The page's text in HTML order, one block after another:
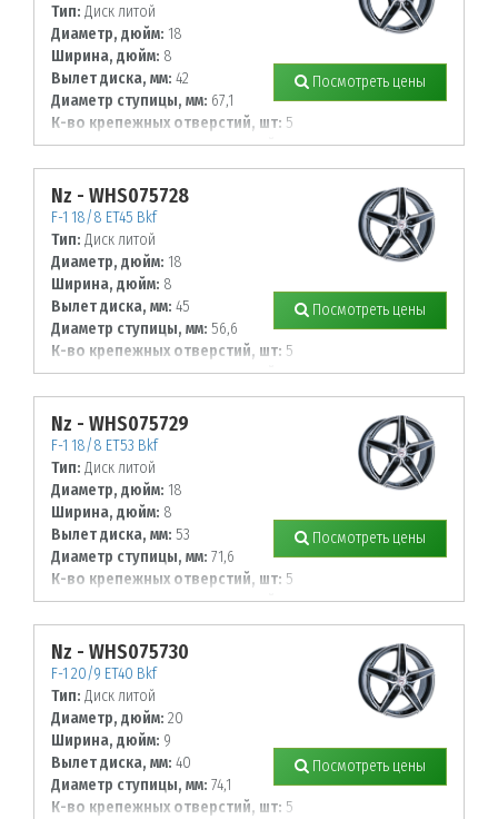
Тип: Диск литой
Диаметр, дюйм: 18
Ширина, дюйм: 8
Вылет диска, мм: 42
Диаметр ступицы, мм: 67,1
К-во крепежных отверстий, шт: 5
Диаметр располож. отверстий, мм:
120
Посмотреть цены
Nz - WHS075728
F-1 18/8 ET45 Bkf
Тип: Диск литой
Диаметр, дюйм: 18
Ширина, дюйм: 8
Вылет диска, мм: 45
Диаметр ступицы, мм: 56,6
К-во крепежных отверстий, шт: 5
Диаметр располож. отверстий, мм:
105
Посмотреть цены
Nz - WHS075729
F-1 18/8 ET53 Bkf
Тип: Диск литой
Диаметр, дюйм: 18
Ширина, дюйм: 8
Вылет диска, мм: 53
Диаметр ступицы, мм: 71,6
К-во крепежных отверстий, шт: 5
Диаметр располож. отверстий, мм:
130
Посмотреть цены
Nz - WHS075730
F-1 20/9 ET40 Bkf
Тип: Диск литой
Диаметр, дюйм: 20
Ширина, дюйм: 9
Вылет диска, мм: 40
Диаметр ступицы, мм: 74,1
К-во крепежных отверстий, шт: 5
Посмотреть цены